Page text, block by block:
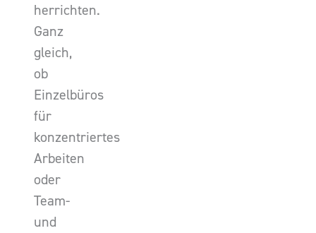
herrichten.
Ganz
gleich,
ob
Einzelbüros
für
konzentriertes
Arbeiten
oder
Team-
und